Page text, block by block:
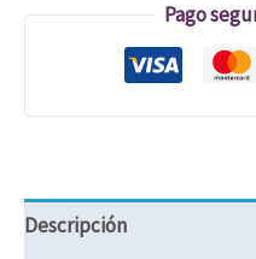
Pago
Descripción